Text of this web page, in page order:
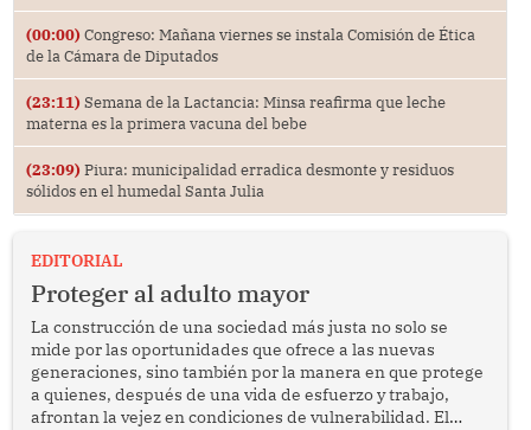
(00:00) Congreso: Mañana viernes se instala Comisión de Ética
de la Cámara de Diputados
(23:11) Semana de la Lactancia: Minsa reafirma que leche
materna es la primera vacuna del bebe
(23:09) Piura: municipalidad erradica desmonte y residuos
sólidos en el humedal Santa Julia
EDITORIAL
Proteger al adulto mayor
La construcción de una sociedad más justa no solo se
mide por las oportunidades que ofrece a las nuevas
generaciones, sino también por la manera en que protege
a quienes, después de una vida de esfuerzo y trabajo,
afrontan la vejez en condiciones de vulnerabilidad. El